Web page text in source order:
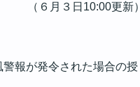
（６月３日 10:00更新）
報が発令された場合の授